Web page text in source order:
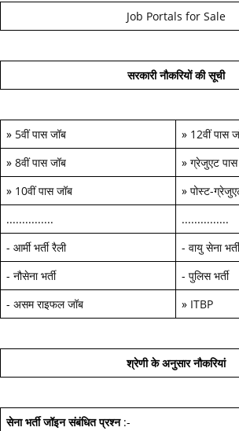
Job Portals for Sale
सरकारी नौकरियों की सूची
» 5वीं पास जॉब » 12वीं पास
» 8वीं पास जॉब » ग्रेजुएट
» 10वीं पास जॉब » पोस्ट-
...............
...............
- आर्मी भर्ती रैली - वायु सेना भर्ती
- नौसेना भर्ती - पुलिस भर्ती
- असम राइफल जॉब » ITBP
श्रेणी के अनुसार नौकरियां
सेना भर्ती जॉइन संबंधित प्रश्न:-